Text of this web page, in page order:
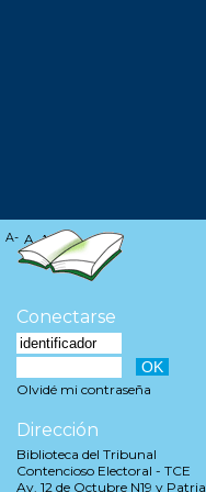
A- A A+
Conectarse
Olvidé mi contraseña
Dirección
Biblioteca del Tribunal
Contencioso Electoral - TCE
Av. 12 de Octubre N19 y Patria